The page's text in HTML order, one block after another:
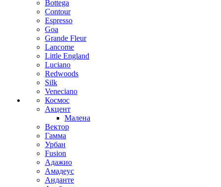
Bottega
Contour
Espresso
Goa
Grande Fleur
Lancome
Little England
Luciano
Redwoods
Silk
Veneciano
Космос
Акцент
Малена
Вектор
Гамма
Урбан
Fusion
Адажио
Амадеус
Анданте